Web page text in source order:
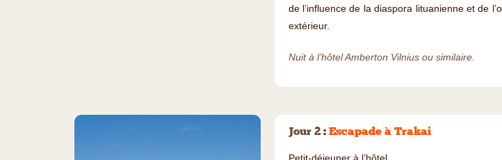
de l’influence de la diaspora lituanienne et de
extérieur.
Nuit à l’hôtel Amberton Vilnius ou similaire.
Jour 2: Escapade à Trakai